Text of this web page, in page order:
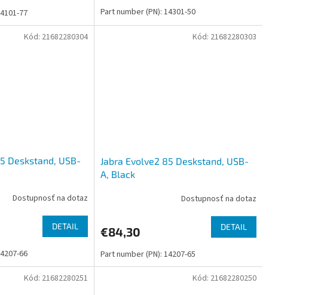
77 Part number (PN): 14301-50
Deskstand, USB-
Dostupnosť na dotaz
DETAIL
66
Kód: 21682280304
Jabra Evolve2 85 Deskstand, USB-
A, Black
Dostupnosť na dotaz
€84,30 DETAIL
Part number (PN): 14207-65
Kód: 21682280303
Kód: 21682280251 Kód: 21682280250